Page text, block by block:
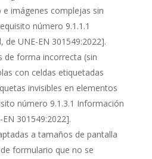
imágenes complejas sin
número 9.1.1.1
de UNE-EN 301549:2022].
de forma incorrecta (sin
con celdas etiquetadas
invisibles en elementos
número 9.1.3.1 Información
301549:2022].
a tamaños de pantalla
formulario que no se